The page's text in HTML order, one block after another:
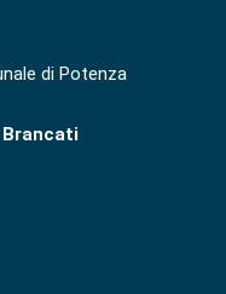
di Potenza
Brancati